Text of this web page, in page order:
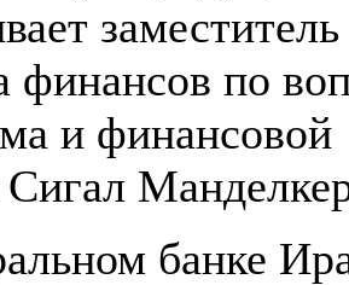
заместитель
финансов по
и финансовой
Сигал
банке